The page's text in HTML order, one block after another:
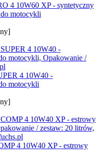
4 10W60 XP - syntetyczny
motocykli
4 10W40 -
motocykli
4 10W40 XP - estrowy